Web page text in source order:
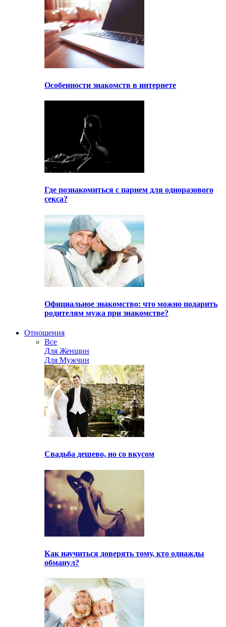
Особенности знакомств в интернете
Где познакомиться с парнем для одноразового
секса?
Официальное знакомство: что можно подарить
родителям мужа при знакомстве?
Отношения
Все
Для Женщин
Для Мужчин
Свадьба дешево, но со вкусом
Как научиться доверять тому, кто однажды
обманул?